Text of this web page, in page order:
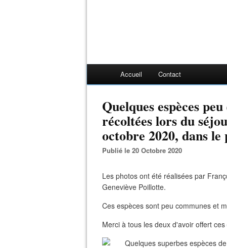
Accueil Contact
Quelques espèces
récoltées lors du
octobre 2020, dans
Publié le 20 Octobre 2020
Les photos ont été réalisées par
Geneviève Poillotte.
Ces espèces sont peu communes et
Merci à tous les deux d'avoir offert